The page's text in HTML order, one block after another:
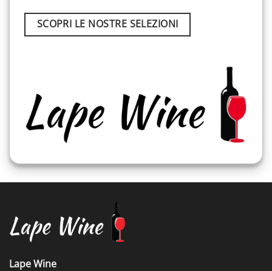
SCOPRI LE NOSTRE SELEZIONI
Lape Wine